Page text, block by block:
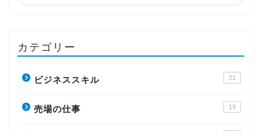
カテゴリー
ビジネススキル 21
売場の仕事 19